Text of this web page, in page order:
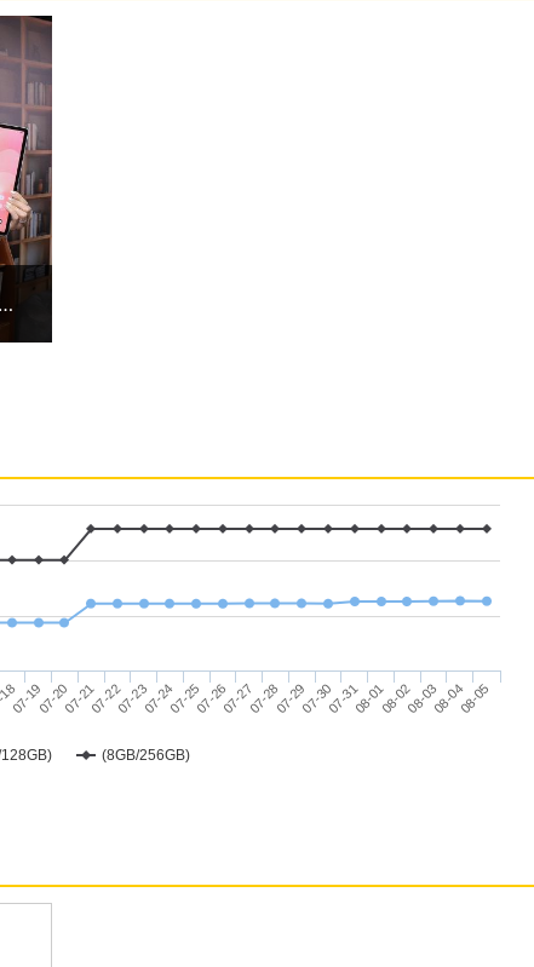
置 800 萬畫素主鏡頭，能捕捉細節清晰、畫質銳利
掃描文件檔案或是 QR Code 都很實用。前置 500
，都能呈現自然清晰的影像品質，隨時提供流暢的
同樣有隨附 S Pen 手寫筆，可提供使用者隨時捕
計算助理功能，只要寫下數學問題就能自動計算答
、對齊字母並優化字形，讓筆記更工整俐落。
介面
螢幕（90Hz 螢幕更新率）
器
(8GB/256GB)
07-1907-2007-2107-2207-2307-2407-2507-2607-2707-2807-2907-3007-3108-0108-0208-0308-0408-05